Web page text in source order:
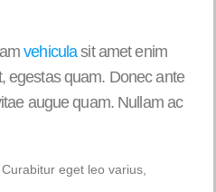
vehiculasit amet enim
egestas quam. Donec ante
augue quam. Nullam ac
eget leo varius,